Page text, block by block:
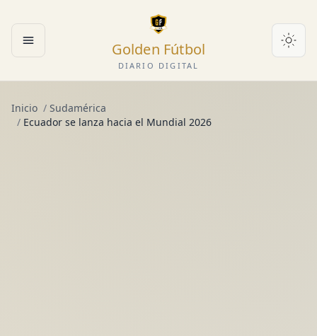
Abrir menú Golden Fútbol
DIARIO DIGITAL
Inicio / Sudamérica
/ Ecuador se lanza hacia el Mundial 2026